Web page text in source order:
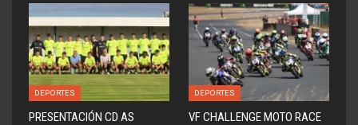
DEPORTES
PRESENTACIÓN CD AS
DEPORTES
VF CHALLENGE MOTO RACE